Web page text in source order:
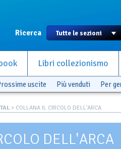
Ricerca
Libri collezionismo
uscite Più venduti Per
> COLLANA IL CIRCOLO DELL'ARCA
DELL'ARCA